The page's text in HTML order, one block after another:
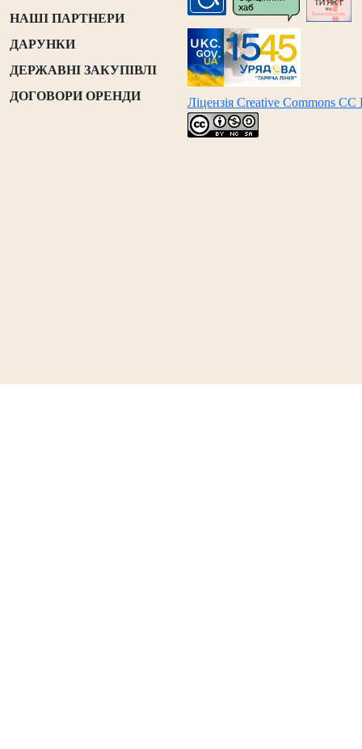
НАШІ ПАРТНЕРИ
ДАРУНКИ
ДЕРЖАВНІ ЗАКУПІВЛІ
ДОГОВОРИ ОРЕНДИ
Ліцензія Creative Commons